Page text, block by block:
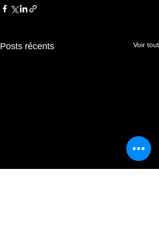
Posts récents Voir tout